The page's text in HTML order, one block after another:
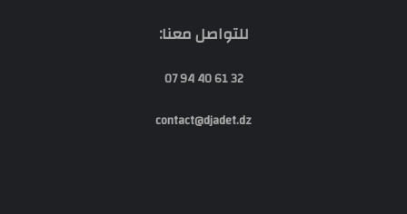
للتواصل معنا:
32 61 40 94 07
contact@djadet.dz